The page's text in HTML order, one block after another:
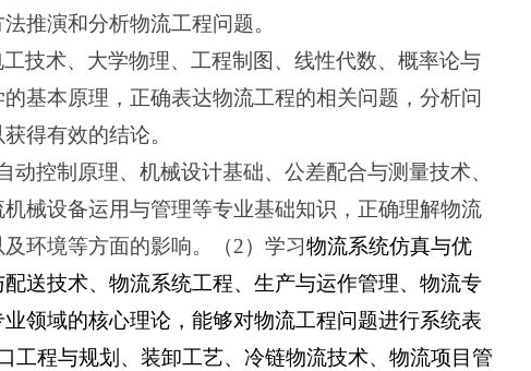
推演和分析物流工程问题。
技术、大学物理、工程制图、线性代数、概率论与
基本原理，正确表达物流工程的相关问题，分析问
得有效的结论。
控制原理、机械设计基础、公差配合与测量技术、
械设备运用与管理等专业基础知识，正确理解物流
环境等方面的影响。（2）学习物流系统仿真与优
送技术、物流系统工程、生产与运作管理、物流专
领域的核心理论，能够对物流工程问题进行系统表
工程与规划、装卸工艺、冷链物流技术、物流项目管